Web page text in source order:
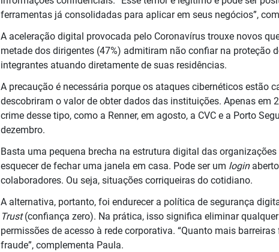
ferramentas já consolidadas para aplicar em seus negócios”,
A aceleração digital provocada pelo Coronavírus trouxe novos
metade dos dirigentes (47%) admitiram não confiar na proteção
integrantes atuando diretamente de suas residências.
A precaução é necessária porque os ataques cibernéticos estão
descobriram o valor de obter dados das instituições. Apenas em
crime desse tipo, como a Renner, em agosto, a CVC e a Porto
dezembro.
Basta uma pequena brecha na estrutura digital das
esquecer de fechar uma janela em casa. Pode ser um login
colaboradores. Ou seja, situações corriqueiras do cotidiano.
A alternativa, portanto, foi endurecer a política de segurança
Trust(confiança zero). Na prática, isso significa eliminar
permissões de acesso à rede corporativa. “Quanto mais
fraude”, complementa Paula.